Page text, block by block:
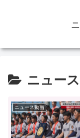
ニュー
ニュース動画